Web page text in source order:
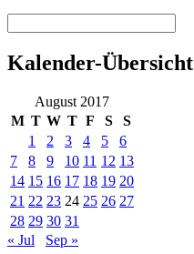
Kalender-Übersicht
August 2017
M T W T F S
S
1
2 3 4 5
6
7
8 9 10 11 12 13
14 15 16 17 18 19 20
21 22 23 24 25 26 27
28 29 30 31
« Jul
Sep »